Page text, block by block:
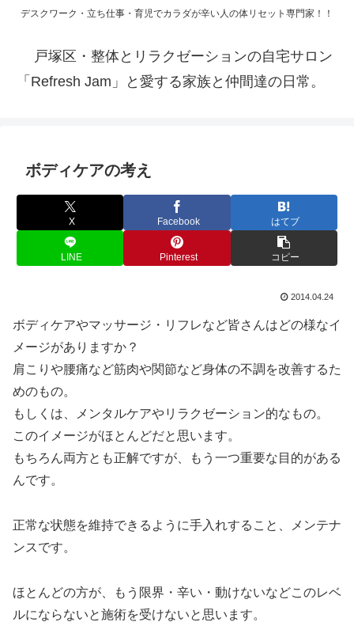
デスクワーク・立ち仕事・育児でカラダが辛い人の体リセット専門家！！
戸塚区・整体とリラクゼーションの自宅サロン
「Refresh Jam」と愛する家族と仲間達の日常。
ボディケアの考え
X Facebook はてブ
LINE Pinterest コピー
2014.04.24
ボディケアやマッサージ・リフレなど皆さんはどの様なイ
メージがありますか？
肩こりや腰痛など筋肉や関節など身体の不調を改善するた
めのもの。
もしくは、メンタルケアやリラクゼーション的なもの。
このイメージがほとんどだと思います。
もちろん両方とも正解ですが、もう一つ重要な目的がある
んです。
正常な状態を維持できるように手入れすること、メンテナ
ンスです。
ほとんどの方が、もう限界・辛い・動けないなどこのレベ
ルにならないと施術を受けないと思います。